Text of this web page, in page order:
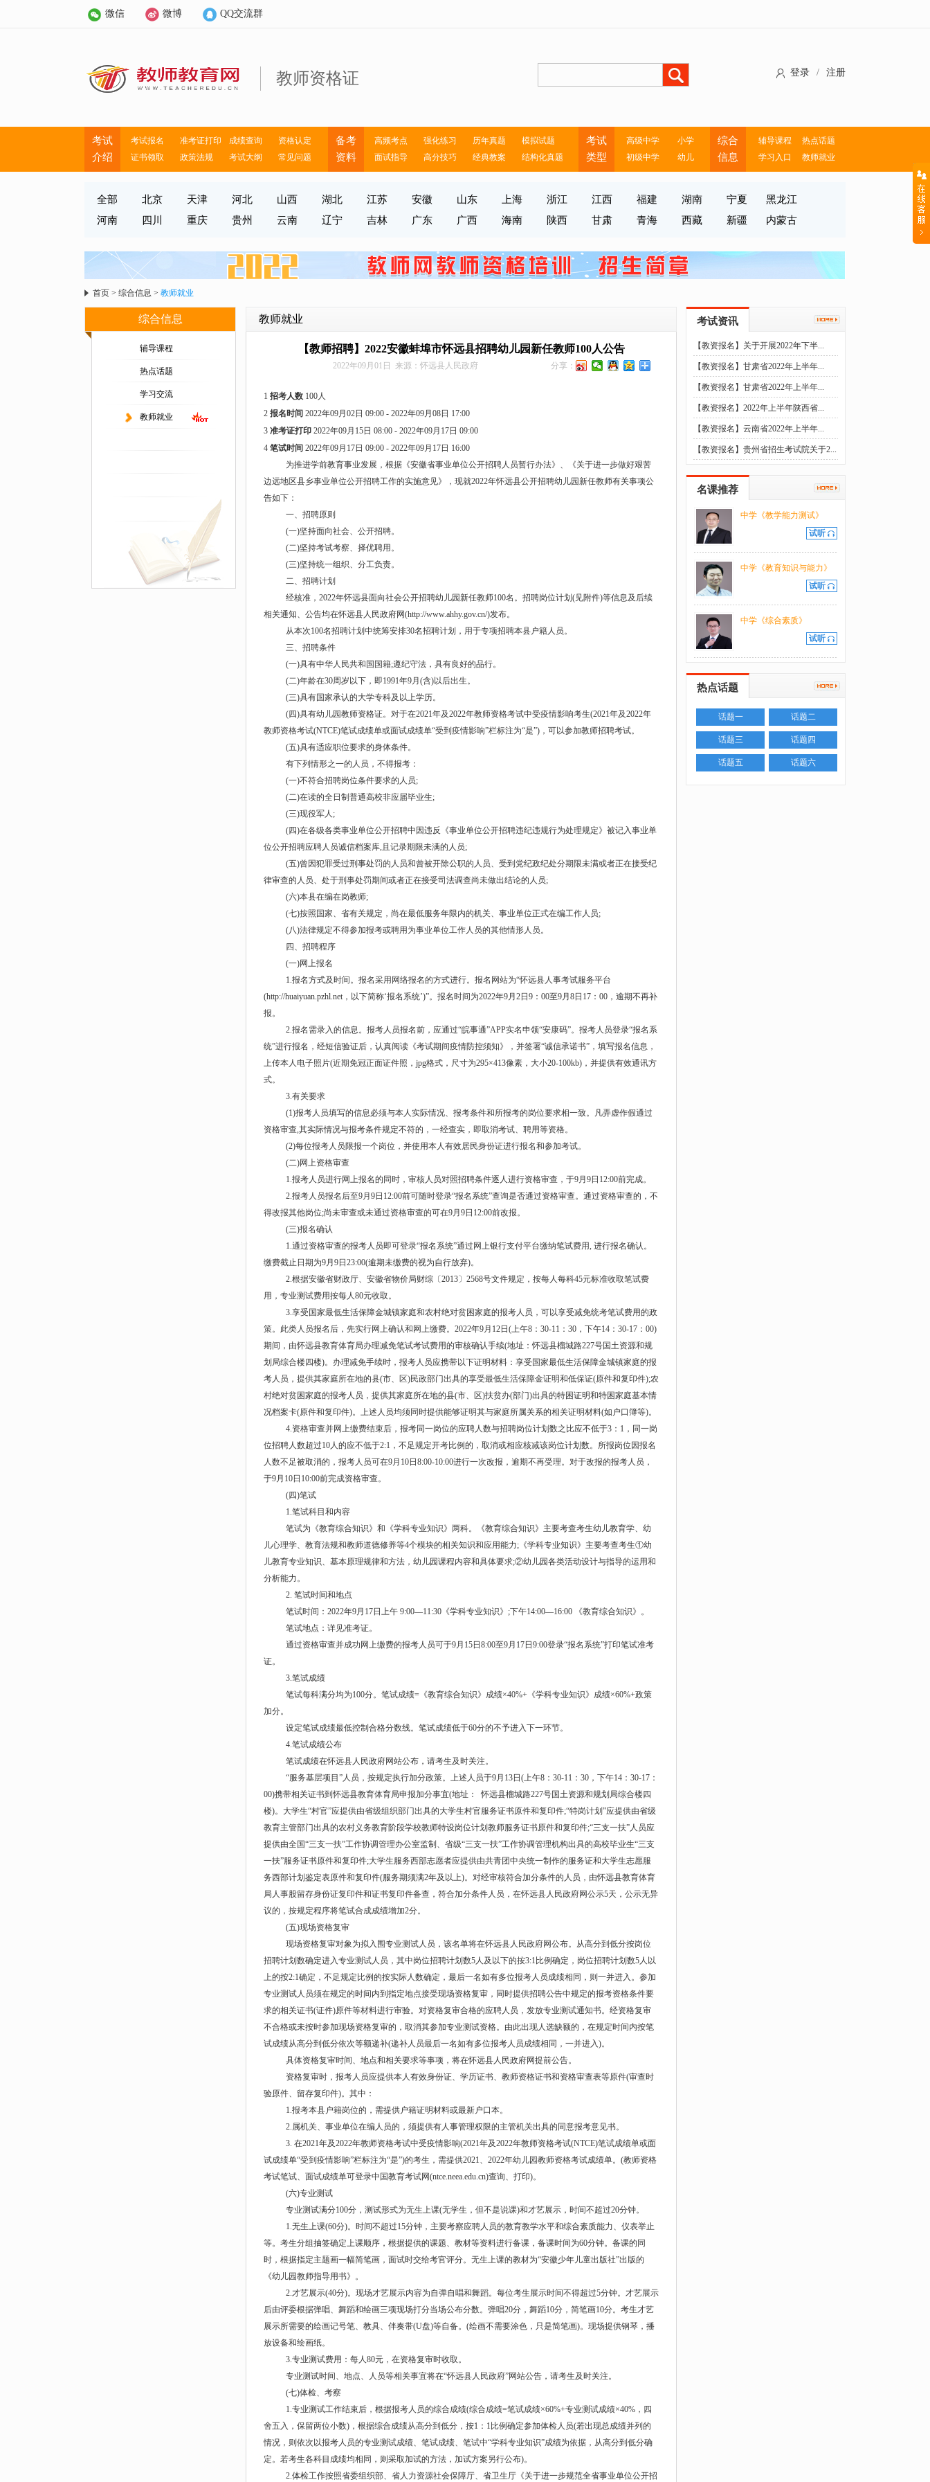
微信 微博 QQ交流群
教师资格证 登录 / 注册
考试
介绍
考试报名 准考证打印 成绩查询
资格认定
证书领取
政策法规 考试大纲 常见问题
备考
资料
高频考点 强化练习 历年真题
模拟试题
面试指导
高分技巧 经典教案 结构化真题
考试
类型
高级中学
小学
初级中学
幼儿
综合
信息
辅导课程
热点话题
学习入口
教师就业
全部 北京 天津 河北 山西 湖北 江苏 安徽 山东 上海 浙江 江西 福建 湖南 宁夏
黑龙江
河南
四川 重庆 贵州 云南 辽宁 吉林 广东 广西 海南 陕西 甘肃 青海 西藏 新疆 内蒙古
首页 > 综合信息 > 教师就业
综合信息
辅导课程
热点话题
学习交流
教师就业
教师就业
【教师招聘】2022安徽蚌埠市怀远县招聘幼儿园新任教师100人公告
2022年09月01日 来源： 怀远县人民政府 分享：
1 招考人数 100人
2 报名时间 2022年09月02日 09:00 - 2022年09月08日 17:00
3 准考证打印 2022年09月15日 08:00 - 2022年09月17日 09:00
4 笔试时间 2022年09月17日 09:00 - 2022年09月17日 16:00
为推进学前教育事业发展，根据《安徽省事业单位公开招聘人员暂行办法》、《关于进一步做好艰苦
边远地区县乡事业单位公开招聘工作的实施意见》，现就2022年怀远县公开招聘幼儿园新任教师有关事项公
告如下：
一、招聘原则
(一)坚持面向社会、公开招聘。
(二)坚持考试考察、择优聘用。
(三)坚持统一组织、分工负责。
二、招聘计划
经核准，2022年怀远县面向社会公开招聘幼儿园新任教师100名。招聘岗位计划(见附件)等信息及后续
相关通知、公告均在怀远县人民政府网(http://www.ahhy.gov.cn/)发布。
从本次100名招聘计划中统筹安排30名招聘计划，用于专项招聘本县户籍人员。
三、招聘条件
(一)具有中华人民共和国国籍;遵纪守法，具有良好的品行。
(二)年龄在30周岁以下，即1991年9月(含)以后出生。
(三)具有国家承认的大学专科及以上学历。
(四)具有幼儿园教师资格证。对于在2021年及2022年教师资格考试中受疫情影响考生(2021年及2022年
教师资格考试(NTCE)笔试成绩单或面试成绩单“受到疫情影响”栏标注为“是”)，可以参加教师招聘考试。
(五)具有适应职位要求的身体条件。
有下列情形之一的人员，不得报考：
(一)不符合招聘岗位条件要求的人员;
(二)在读的全日制普通高校非应届毕业生;
(三)现役军人;
(四)在各级各类事业单位公开招聘中因违反《事业单位公开招聘违纪违规行为处理规定》被记入事业单
位公开招聘应聘人员诚信档案库,且记录期限未满的人员;
(五)曾因犯罪受过刑事处罚的人员和曾被开除公职的人员、受到党纪政纪处分期限未满或者正在接受纪
律审查的人员、处于刑事处罚期间或者正在接受司法调查尚未做出结论的人员;
(六)本县在编在岗教师;
(七)按照国家、省有关规定，尚在最低服务年限内的机关、事业单位正式在编工作人员;
(八)法律规定不得参加报考或聘用为事业单位工作人员的其他情形人员。
四、招聘程序
(一)网上报名
1.报名方式及时间。报名采用网络报名的方式进行。报名网站为“怀远县人事考试服务平台
(http://huaiyuan.pzhl.net，以下简称‘报名系统’)”。报名时间为2022年9月2日9：00至9月8日17：00，逾期不再补
报。
2.报名需录入的信息。报考人员报名前，应通过“皖事通”APP实名申领“安康码”。报考人员登录“报名系
统”进行报名，经短信验证后，认真阅读《考试期间疫情防控须知》，并签署“诚信承诺书”，填写报名信息，
上传本人电子照片(近期免冠正面证件照，jpg格式，尺寸为295×413像素，大小20-100kb)，并提供有效通讯方
式。
3.有关要求
(1)报考人员填写的信息必须与本人实际情况、报考条件和所报考的岗位要求相一致。凡弄虚作假通过
资格审查,其实际情况与报考条件规定不符的，一经查实，即取消考试、聘用等资格。
(2)每位报考人员限报一个岗位，并使用本人有效居民身份证进行报名和参加考试。
(二)网上资格审查
1.报考人员进行网上报名的同时，审核人员对照招聘条件逐人进行资格审查，于9月9日12:00前完成。
2.报考人员报名后至9月9日12:00前可随时登录“报名系统”查询是否通过资格审查。通过资格审查的，不
得改报其他岗位;尚未审查或未通过资格审查的可在9月9日12:00前改报。
(三)报名确认
1.通过资格审查的报考人员即可登录“报名系统”通过网上银行支付平台缴纳笔试费用, 进行报名确认。
缴费截止日期为9月9日23:00(逾期未缴费的视为自行放弃)。
2.根据安徽省财政厅、安徽省物价局财综〔2013〕2568号文件规定，按每人每科45元标准收取笔试费
用，专业测试费用按每人80元收取。
3.享受国家最低生活保障金城镇家庭和农村绝对贫困家庭的报考人员，可以享受减免统考笔试费用的政
策。此类人员报名后，先实行网上确认和网上缴费。2022年9月12日(上午8：30-11：30，下午14：30-17：00)
期间，由怀远县教育体育局办理减免笔试考试费用的审核确认手续(地址：怀远县榴城路227号国土资源和规
划局综合楼四楼)。办理减免手续时，报考人员应携带以下证明材料：享受国家最低生活保障金城镇家庭的报
考人员，提供其家庭所在地的县(市、区)民政部门出具的享受最低生活保障金证明和低保证(原件和复印件);农
村绝对贫困家庭的报考人员，提供其家庭所在地的县(市、区)扶贫办(部门)出具的特困证明和特困家庭基本情
况档案卡(原件和复印件)。上述人员均须同时提供能够证明其与家庭所属关系的相关证明材料(如户口簿等)。
4.资格审查并网上缴费结束后，报考同一岗位的应聘人数与招聘岗位计划数之比应不低于3：1，同一岗
位招聘人数超过10人的应不低于2:1，不足规定开考比例的，取消或相应核减该岗位计划数。所报岗位因报名
人数不足被取消的，报考人员可在9月10日8:00-10:00进行一次改报，逾期不再受理。对于改报的报考人员，
于9月10日10:00前完成资格审查。
(四)笔试
1.笔试科目和内容
笔试为《教育综合知识》和《学科专业知识》两科。《教育综合知识》主要考查考生幼儿教育学、幼
儿心理学、教育法规和教师道德修养等4个模块的相关知识和应用能力;《学科专业知识》主要考查考生①幼
儿教育专业知识、基本原理规律和方法，幼儿园课程内容和具体要求;②幼儿园各类活动设计与指导的运用和
分析能力。
2. 笔试时间和地点
笔试时间：2022年9月17日上午 9:00—11:30《学科专业知识》;下午14:00—16:00 《教育综合知识》。
笔试地点：详见准考证。
通过资格审查并成功网上缴费的报考人员可于9月15日8:00至9月17日9:00登录“报名系统”打印笔试准考
证。
3.笔试成绩
笔试每科满分均为100分。笔试成绩=《教育综合知识》成绩×40%+《学科专业知识》成绩×60%+政策
加分。
设定笔试成绩最低控制合格分数线。笔试成绩低于60分的不予进入下一环节。
4.笔试成绩公布
笔试成绩在怀远县人民政府网站公布，请考生及时关注。
“服务基层项目”人员，按规定执行加分政策。上述人员于9月13日(上午8：30-11：30，下午14：30-17：
00)携带相关证书到怀远县教育体育局申报加分事宜(地址： 怀远县榴城路227号国土资源和规划局综合楼四
楼)。大学生“村官”应提供由省级组织部门出具的大学生村官服务证书原件和复印件;“特岗计划”应提供由省级
教育主管部门出具的农村义务教育阶段学校教师特设岗位计划教师服务证书原件和复印件;“三支一扶”人员应
提供由全国“三支一扶”工作协调管理办公室监制、省级“三支一扶”工作协调管理机构出具的高校毕业生“三支
一扶”服务证书原件和复印件;大学生服务西部志愿者应提供由共青团中央统一制作的服务证和大学生志愿服
务西部计划鉴定表原件和复印件(服务期须满2年及以上)。对经审核符合加分条件的人员，由怀远县教育体育
局人事股留存身份证复印件和证书复印件备查，符合加分条件人员，在怀远县人民政府网公示5天，公示无异
议的，按规定程序将笔试合成成绩增加2分。
(五)现场资格复审
现场资格复审对象为拟入围专业测试人员，该名单将在怀远县人民政府网公布。从高分到低分按岗位
招聘计划数确定进入专业测试人员，其中岗位招聘计划数5人及以下的按3:1比例确定，岗位招聘计划数5人以
上的按2:1确定，不足规定比例的按实际人数确定，最后一名如有多位报考人员成绩相同，则一并进入。参加
专业测试人员须在规定的时间内到指定地点接受现场资格复审，同时提供招聘公告中规定的报考资格条件要
求的相关证书(证件)原件等材料进行审验。对资格复审合格的应聘人员，发放专业测试通知书。经资格复审
不合格或未按时参加现场资格复审的，取消其参加专业测试资格。由此出现人选缺额的，在规定时间内按笔
试成绩从高分到低分依次等额递补(递补人员最后一名如有多位报考人员成绩相同，一并进入)。
具体资格复审时间、地点和相关要求等事项，将在怀远县人民政府网提前公告。
资格复审时，报考人员应提供本人有效身份证、学历证书、教师资格证书和资格审查表等原件(审查时
验原件、留存复印件)。其中：
1.报考本县户籍岗位的，需提供户籍证明材料或最新户口本。
2.属机关、事业单位在编人员的，须提供有人事管理权限的主管机关出具的同意报考意见书。
3. 在2021年及2022年教师资格考试中受疫情影响(2021年及2022年教师资格考试(NTCE)笔试成绩单或面
试成绩单“受到疫情影响”栏标注为“是”)的考生，需提供2021、2022年幼儿园教师资格考试成绩单。(教师资格
考试笔试、面试成绩单可登录中国教育考试网(ntce.neea.edu.cn)查询、打印)。
(六)专业测试
专业测试满分100分，测试形式为无生上课(无学生，但不是说课)和才艺展示，时间不超过20分钟。
1.无生上课(60分)。时间不超过15分钟，主要考察应聘人员的教育教学水平和综合素质能力、仪表举止
等。考生分组抽签确定上课顺序，根据提供的课题、教材等资料进行备课，备课时间为60分钟。备课的同
时，根据指定主题画一幅简笔画，面试时交给考官评分。无生上课的教材为“安徽少年儿童出版社”出版的
《幼儿园教师指导用书》。
2.才艺展示(40分)。现场才艺展示内容为自弹自唱和舞蹈。每位考生展示时间不得超过5分钟。才艺展示
后由评委根据弹唱、舞蹈和绘画三项现场打分当场公布分数。弹唱20分，舞蹈10分，简笔画10分。考生才艺
展示所需要的绘画记号笔、教具、伴奏带(U盘)等自备。(绘画不需要涂色，只是简笔画)。现场提供钢琴，播
放设备和绘画纸。
3.专业测试费用：每人80元，在资格复审时收取。
专业测试时间、地点、人员等相关事宜将在“怀远县人民政府”网站公告，请考生及时关注。
(七)体检、考察
1.专业测试工作结束后，根据报考人员的综合成绩(综合成绩=笔试成绩×60%+专业测试成绩×40%，四
舍五入，保留两位小数)，根据综合成绩从高分到低分，按1：1比例确定参加体检人员(若出现总成绩并列的
情况，则依次以报考人员的专业测试成绩、笔试成绩、笔试中“学科专业知识”成绩为依据，从高分到低分确
定。若考生各科目成绩均相同，则采取加试的方法，加试方案另行公布)。
2.体检工作按照省委组织部、省人力资源社会保障厅、省卫生厅《关于进一步规范全省事业单位公开招
考试资讯
【教资报名】关于开展2022年下半...
【教资报名】甘肃省2022年上半年...
【教资报名】甘肃省2022年上半年...
【教资报名】2022年上半年陕西省...
【教资报名】云南省2022年上半年...
【教资报名】贵州省招生考试院关于2...
名课推荐
中学《教学能力测试》
试听
中学《教育知识与能力》
试听
中学《综合素质》
试听
热点话题
话题一 话题二
话题三 话题四
话题五 话题六